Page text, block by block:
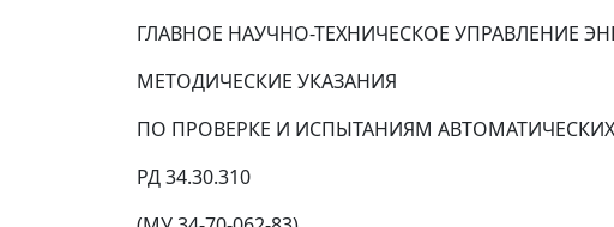
ГЛАВНОЕ НАУЧНО-ТЕХНИЧЕСКОЕ УПРАВЛЕНИЕ
МЕТОДИЧЕСКИЕ УКАЗАНИЯ
ПО ПРОВЕРКЕ И ИСПЫТАНИЯМ
РД 34.30.310